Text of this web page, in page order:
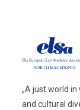
„A just world
and cultural